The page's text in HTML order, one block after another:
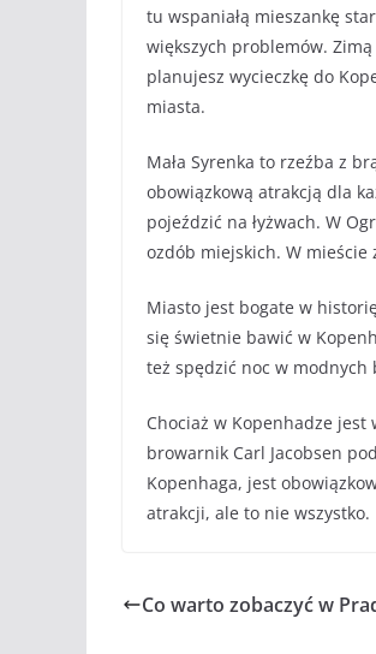
tu wspaniałą mieszankę
większych problemów.
planujesz wycieczkę do
miasta.
Mała Syrenka to rzeźba z
obowiązkową atrakcją dla
pojeździć na łyżwach. W
ozdób miejskich. W
Miasto jest bogate w
się świetnie bawić w
też spędzić noc w
Chociaż w Kopenhadze
browarnik Carl Jacobsen
Kopenhaga, jest
atrakcji, ale to nie wszystko.
Co warto zobaczyć w